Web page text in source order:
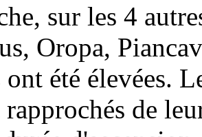
sur les 4
Oropa,
été élevées.
rapprochés de